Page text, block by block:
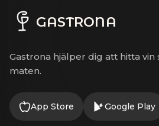
GASTRONA
Gastrona hjälper dig att hitta vin
maten.
App Store Google Play